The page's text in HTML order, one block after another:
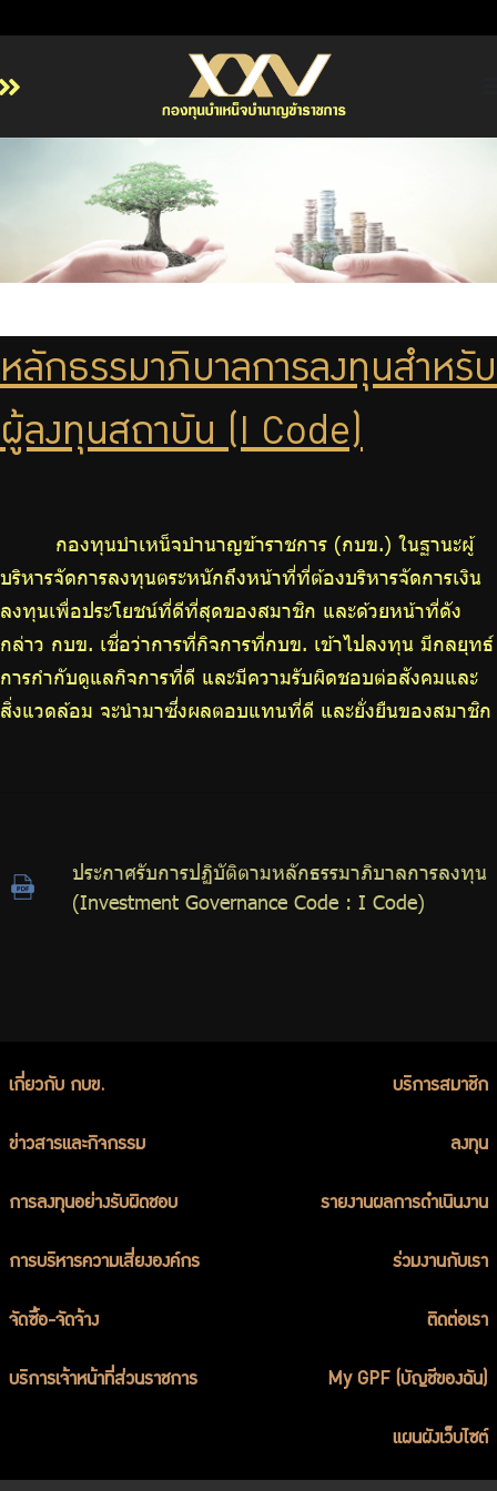
เกี่ยวกับ กบข.
รายงานผลการดำเนินงาน
จัดซื้อจัดจ้าง
ติดต่อเรา
ไทย | Eng
หลักธรรมาภิบาลการลงทุนสำหรับ
ผู้ลงทุนสถาบัน (I Code)
กองทุนบำเหน็จบำนาญข้าราชการ (กบข.) ในฐานะผู้
บริหารจัดการลงทุนตระหนักถึงหน้าที่ที่ต้องบริหารจัดการเงิน
ลงทุนเพื่อประโยชน์ที่ดีที่สุดของสมาชิก และด้วยหน้าที่ดัง
กล่าว กบข. เชื่อว่าการที่กิจการที่กบข. เข้าไปลงทุน มีกลยุทธ์
การกำกับดูแลกิจการที่ดี และมีความรับผิดชอบต่อสังคมและ
สิ่งแวดล้อม จะนำมาซึ่งผลตอบแทนที่ดี และยั่งยืนของสมาชิก
ประกาศรับการปฏิบัติตามหลักธรรมาภิบาลการลงทุน
(Investment Governance Code : I Code)
เกี่ยวกับ กบข. บริการสมาชิก
ข่าวสารและกิจกรรม ลงทุน
การลงทุนอย่างรับผิดชอบ รายงานผลการดำเนินงาน
การบริหารความเสี่ยงองค์กร ร่วมงานกับเรา
จัดซื้อ-จัดจ้าง ติดต่อเรา
บริการเจ้าหน้าที่ส่วนราชการ My GPF (บัญชีของฉัน)
แผนผังเว็บไซต์